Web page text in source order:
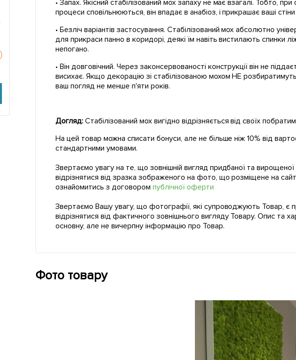
• Запах. Якісний стабілізований мох запаху не має взагалі. Тобто,
процеси сповільнюються, він впадає в анабіоз, і прикрашає ваші
• Безліч варіантів застосування. Стабілізований мох абсолютно
для прикраси панно в коридорі, деякі їм навіть вистилають спинки
непогано.
• Він довговічний. Через законсервованості конструкції він не
висихає. Якщо декорацію зі стабілізованою мохом НЕ
ваш погляд не менше п'яти років.
Догляд: Стабілізований мох вигідно відрізняється від своїх
На цей товар можна списати бонуси, але не більше ніж 10% від
стандартними умовами.
Звертаємо увагу на те, що зовнішній вигляд придбаної та
відрізнятися від зразка зображеного на фото, що розміщене на
ознайомитись з договором публічної оферти
Звертаємо Вашу увагу, що фотографії, які супроводжують Товар, є
відрізнятися від фактичного зовнішнього вигляду Товару. Опис
основну, але не вичерпну інформацію про Товар.
Фото товару